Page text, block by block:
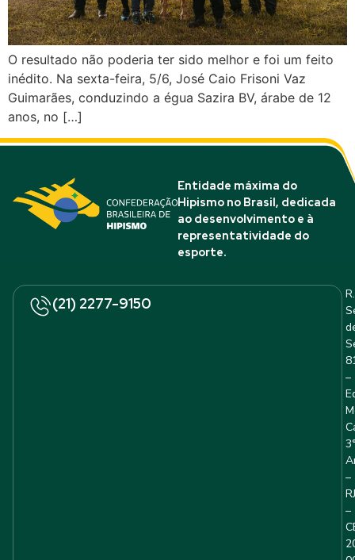
O resultado não poderia ter sido melhor e foi um feito
inédito. Na sexta-feira, 5/6, José Caio Frisoni Vaz
Guimarães, conduzindo a égua Sazira BV, árabe de 12
anos, no […]
Entidade máxima do
Hipismo no Brasil, dedicada
ao desenvolvimento e à
representatividade do
esporte.
(21) 2277-9150
R.
–
–
RJ
–